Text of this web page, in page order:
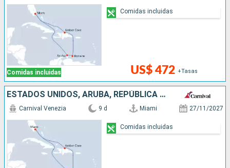
Comidas incluidas US$ 472 +Tasas
Comidas incluidas
ESTADOS UNIDOS, ARUBA, REPÚBLICA DOMINICANA
Carnival Venezia 9 d Miami 27/11/2027
Comidas incluidas